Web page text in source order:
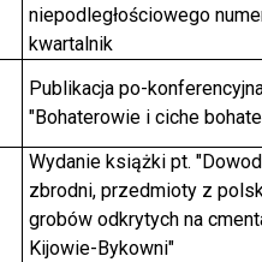
niepodległościowego
kwartalnik
Publikacja po-
"Bohaterowie i ciche
Wydanie książki pt.
zbrodni, przedmioty z
grobów odkrytych na
Kijowie-Bykowni"